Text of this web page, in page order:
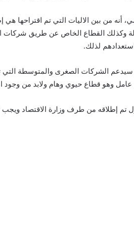
أنه من بين الاليات التي تم اقتراحها
وكذلك القطاع الخاص عن طريق شركات
استعدادهم لذلك.
تم إطلاقه من طرف وزارة الاقتصاد